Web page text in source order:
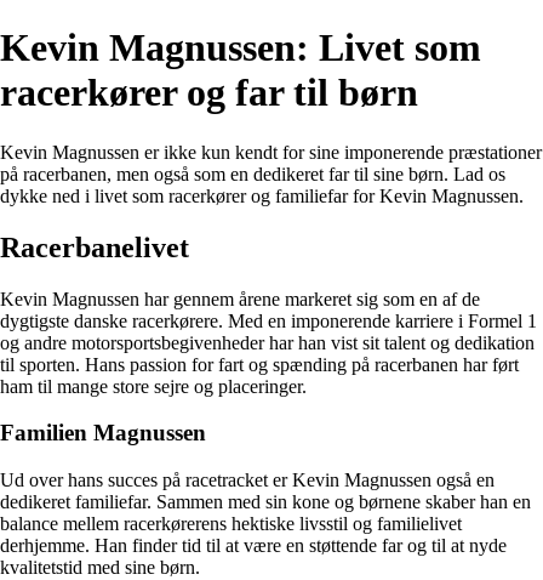
Kevin Magnussen: Livet som
racerkører og far til børn
Kevin Magnussen er ikke kun kendt for sine imponerende præstationer
på racerbanen, men også som en dedikeret far til sine børn. Lad os
dykke ned i livet som racerkører og familiefar for Kevin Magnussen.
Racerbanelivet
Kevin Magnussen har gennem årene markeret sig som en af de
dygtigste danske racerkørere. Med en imponerende karriere i Formel 1
og andre motorsportsbegivenheder har han vist sit talent og dedikation
til sporten. Hans passion for fart og spænding på racerbanen har ført
ham til mange store sejre og placeringer.
Familien Magnussen
Ud over hans succes på racetracket er Kevin Magnussen også en
dedikeret familiefar. Sammen med sin kone og børnene skaber han en
balance mellem racerkørerens hektiske livsstil og familielivet
derhjemme. Han finder tid til at være en støttende far og til at nyde
kvalitetstid med sine børn.